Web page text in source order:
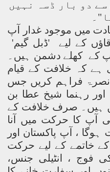
دو بار ڈسہ نہیں
میں موجود غدار آپ
کے لیے 'ڈبل گیم'
کے کھلے دشمن ہیں۔
ہے کہ خلافت کے قیام
نصرۃ فراہم کریں جس
رہنما شیخ عطا بن
ہیں۔ صرف خلافت کے
آپ کا حرکت میں آنا
، آپ پاکستان اور
خاتمے کے لیے حرکت
فوج ، انٹیلی جنس،